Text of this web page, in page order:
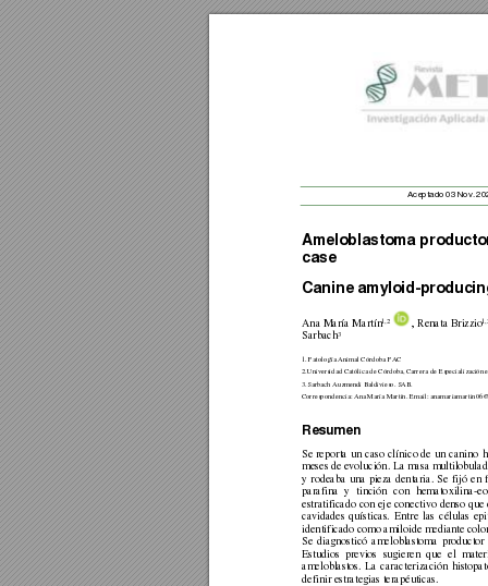
                 Acep
tado 03 Nov.
Ameloblastoma produ
case
Canine amyl oid-
Ana María Martín1 ,2 , Renata Brizzio
Sarbach3
1. Patología Animal Córdoba P AC
2.Universidad Católica de Córdoba, Carrera de Especialización
3.Sarbach Auzmendi Baldivieso
SAB.
Correspondencia: Ana María Martín . Email:
Resumen
Se reporta un caso clínico de un canino
meses de evolución. La masa
y rodeaba una pieza dentaria. Se fijó en
parafina
y tinción con hematoxilina-
estratificado con ej e conectivo denso que
cavidades quísticas. Entre las células
identificado como amiloide mediante co
Se diagnosticó ameloblastoma productor
Estudios
previos sugieren que el
ameloblastos. La caracterización histop
definir estrategias terapéuticas.